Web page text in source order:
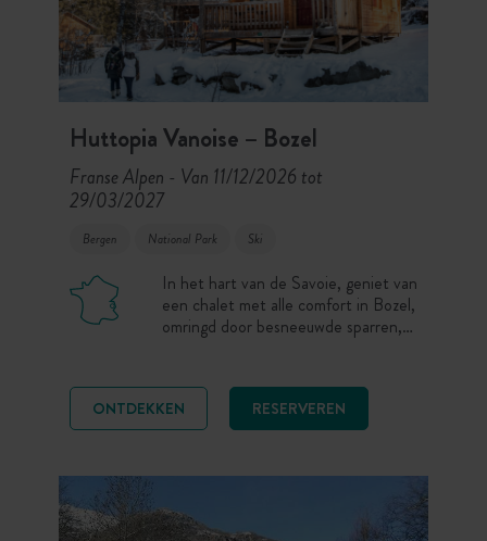
Huttopia Vanoise – Bozel
Franse Alpen - Van 11/12/2026 tot
29/03/2027
Bergen National Park Ski
In het hart van de Savoie, geniet van
een chalet met alle comfort in Bozel,
omringd door besneeuwde sparren,
skigebieden van de 3 Vallées,
Paradiski en Pralognan-la-Vanoise.
Skiën, langlaufen,
authentieke wintervakanties tussen
skistations.
ONTDEKKEN RESERVEREN